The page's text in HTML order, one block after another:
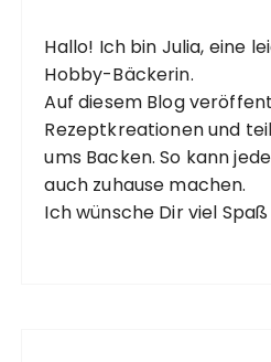
Hallo! Ich bin Julia, eine
Hobby-Bäckerin.
Auf diesem Blog
Rezeptkreationen und
ums Backen. So kann
auch zuhause machen.
Ich wünsche Dir viel